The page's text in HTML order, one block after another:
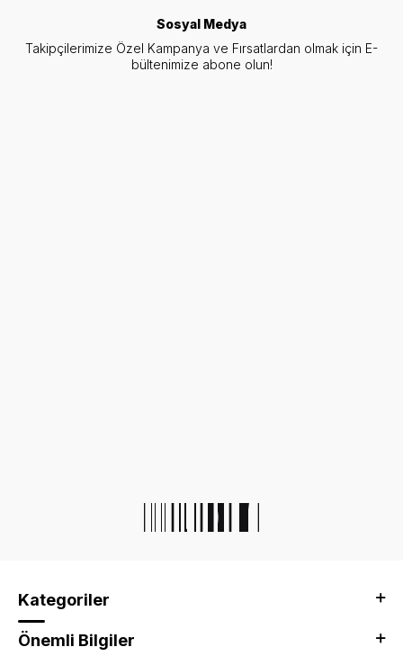
Sosyal Medya
Takipçilerimize Özel Kampanya ve Fırsatlardan olmak için E-
bültenimize abone olun!
Kategoriler
Önemli Bilgiler